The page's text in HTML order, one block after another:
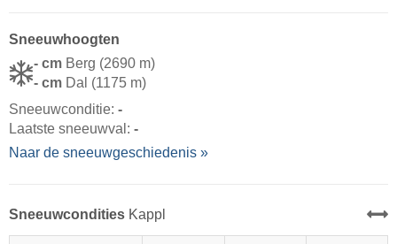
Sneeuwhoogten
- cm Berg (2690 m)
- cm Dal (1175 m)
Sneeuwconditie: -
Laatste sneeuwval: -
Naar de sneeuwgeschiedenis »
Sneeuwcondities Kappl